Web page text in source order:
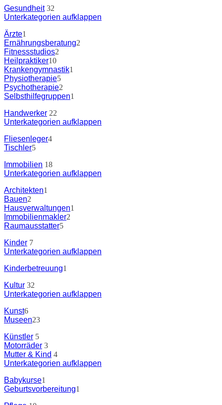
Gesundheit32
Unterkategorien aufklappen
Ärzte1
Ernährungsberatung2
Fitnessstudios2
Heilpraktiker10
Krankengymnastik1
Physiotherapie5
Psychotherapie2
Selbsthilfegruppen1
Handwerker 22
Unterkategorien aufklappen
Fliesenleger4
Tischler5
Immobilien 18
Unterkategorien aufklappen
Architekten1
Bauen2
Hausverwaltungen1
Immobilienmakler2
Raumausstatter5
Kinder 7
Unterkategorien aufklappen
Kinderbetreuung1
Kultur 32
Unterkategorien aufklappen
Kunst6
Museen23
Künstler 5
Motorräder 3
Mutter & Kind 4
Unterkategorien aufklappen
Babykurse1
Geburtsvorbereitung1